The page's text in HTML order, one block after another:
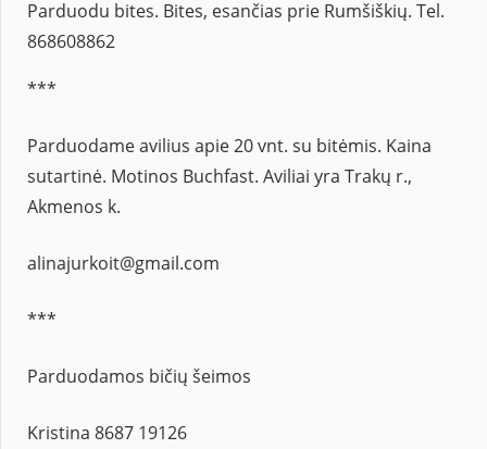
Parduodu bites. Bites, esančias prie Rumšiškių. Tel.
868608862
***
Parduodame avilius apie 20 vnt. su bitėmis. Kaina
sutartinė. Motinos Buchfast. Aviliai yra Trakų r.,
Akmenos k.
alinajurkoit@gmail.com
***
Parduodamos bičių šeimos
Kristina 8687 19126